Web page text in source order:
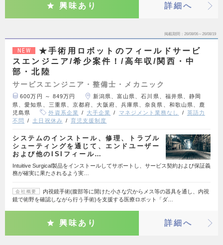
興味あり 詳細へ
掲載期間 26/08/06～26/08/19
NEW
★手術用ロボットのフィールドサービ
スエンジニア/希少案件！/高年収/関西・中
部・北陸
サービスエンジニア・整備士・メカニック
600万円 ～ 849万円
新潟県、富山県、石川県、福井県、静岡
県、愛知県、三重県、京都府、大阪府、兵庫県、奈良県、和歌山県、鹿
児島県
外資系企業 大手企業 マネジメント業務なし
英語力
不問
土日祝休み 育児支援制度
システムのインストール、修理、トラブル
シューティングを通じて、エンドユーザー
および他のISIフィール…
Intuitive Surgical製品をインストールしてサポートし、サービス契約および保証義
務が確実に果たされるよう実…
会社概要
内視鏡手術(腹部等に開けた小さな穴からメス等の器具を通し、内視
鏡で術野を確認しながら行う手術)を支援する医療ロボット「ダ…
興味あり 詳細へ